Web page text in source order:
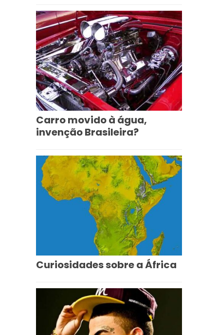
Carro movido à água,
invenção Brasileira?
Curiosidades sobre a África